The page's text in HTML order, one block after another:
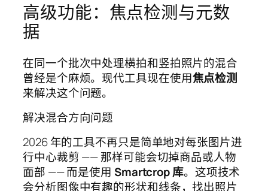
高级功能：焦点检测与元数
据
在同一个批次中处理横拍和竖拍照片的混合
曾经是个麻烦。现代工具现在使用焦点检测
来解决这个问题。
解决混合方向问题
2026 年的工具不再只是简单地对每张图片进
行中心裁剪 —— 那样可能会切掉商品或人物
面部 —— 而是使用 Smartcrop 库。这项技术
会分析图像中有趣的形状和线条，找出照片